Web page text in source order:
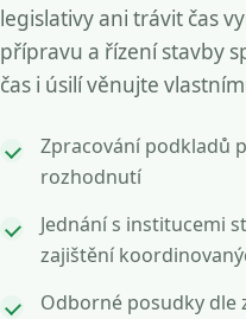
legislativy ani trávit čas
přípravu a řízení stavby
čas i úsilí věnujte
Zpracování podkladů
rozhodnutí
Jednání s institucemi
zajištění
Odborné posudky dle